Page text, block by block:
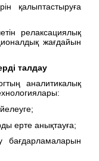
қалыптастыруға
релаксациялық
жағдайын
талдау
аналитикалық
ерте анықтауға;
бағдарламаларын